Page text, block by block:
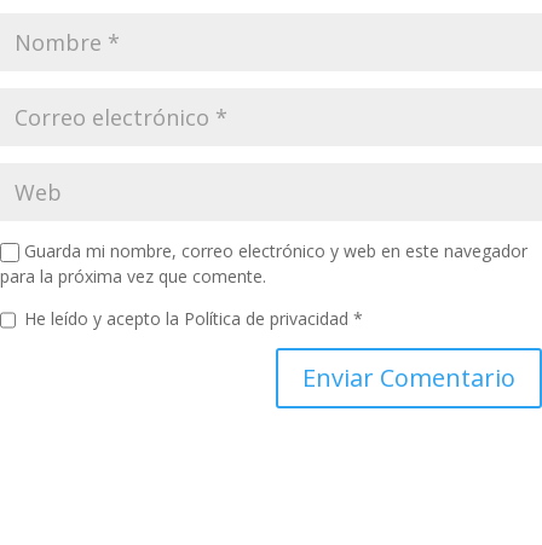
Guarda mi nombre, correo electrónico y web en este navegador
para la próxima vez que comente.
He leído y acepto la Política de privacidad *